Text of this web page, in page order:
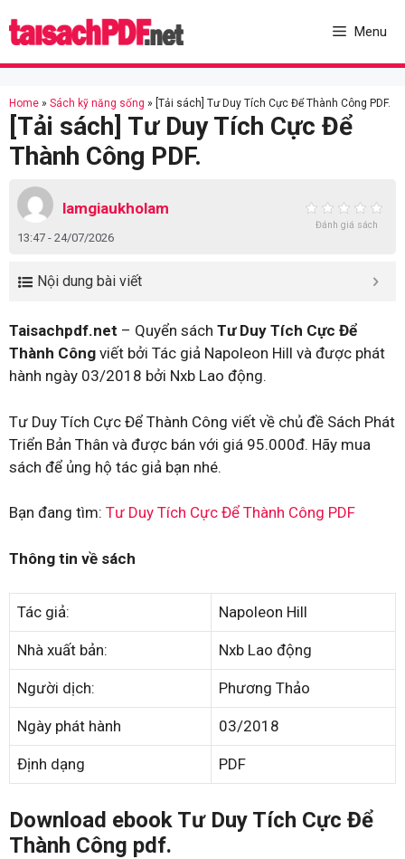
to
Menu
Home » Sách kỹ năng sống » [Tải sách] Tư Duy Tích Cực Để Thành Công PDF.
[Tải sách] Tư Duy Tích Cực Để
Thành Công PDF.
lamgiaukholam
13:47 - 24/07/2026
Đánh giá sách
Nội dung bài viết
Taisachpdf.net – Quyển sách Tư Duy Tích Cực Để
Thành Công viết bởi Tác giả Napoleon Hill và được phát
hành ngày 03/2018 bởi Nxb Lao động.
Tư Duy Tích Cực Để Thành Công viết về chủ đề Sách Phát
Triển Bản Thân và được bán với giá 95.000đ. Hãy mua
sách để ủng hộ tác giả bạn nhé.
Bạn đang tìm: Tư Duy Tích Cực Để Thành Công PDF
Thông tin về sách
Tác giả: Napoleon Hill
Nhà xuất bản: Nxb Lao động
Người dịch: Phương Thảo
Ngày phát hành 03/2018
Định dạng PDF
Download ebook Tư Duy Tích Cực Để
Thành Công pdf.